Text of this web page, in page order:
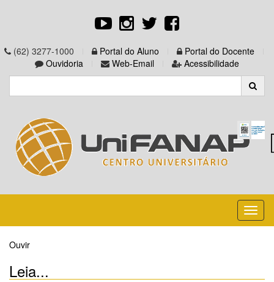
(62) 3277-1000 Portal do Aluno
Portal do Docente
Ouvidoria
Web-Email Acessibilidade
Ouvir
Leia...